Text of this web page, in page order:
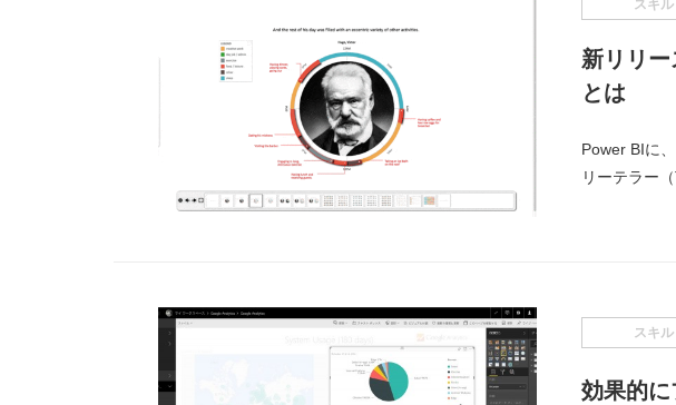
スキル
新リリー
とは
Power BIに
リーテラー
スキル
効果的